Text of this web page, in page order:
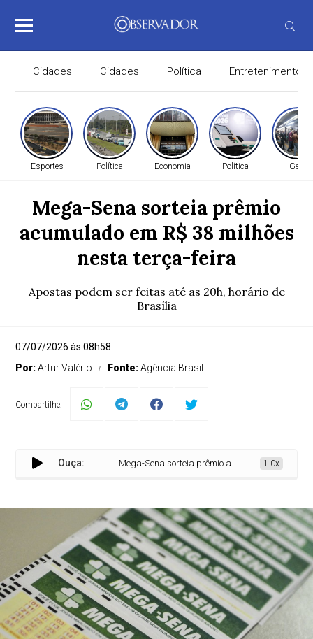
Cidades Cidades Política Entretenimento
Esportes Política Economia Política Geral
Mega-Sena sorteia prêmio
acumulado em R$ 38 milhões
nesta terça-feira
Apostas podem ser feitas até as 20h, horário de
Brasília
07/07/2026 às 08h58
Por:Artur Valério Fonte:Agência Brasil
Compartilhe:
Ouça: Mega-Sena sorteia prêmio acumulado em R$ 38
1.0x